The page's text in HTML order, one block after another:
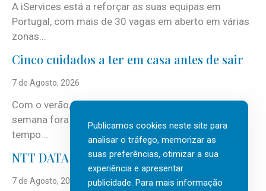
A iServices está a reforçar as suas equipas em
Portugal, com mais de 30 vagas em aberto em várias
zonas...
Cinco cuidados a ter em casa antes de sair
7 de Agosto, 2026
Com o verão, chegam também as férias, os fins-de-
semana fora e os dias em que a casa fica mais
tempo...
NTT DATA Insurtech Global Outlook 2026
7 de Agosto, 2026
Publicamos cookies neste site para
analisar o tráfego, memorizar as
suas preferências, otimizar a sua
experiência e apresentar
publicidade. Para mais informação